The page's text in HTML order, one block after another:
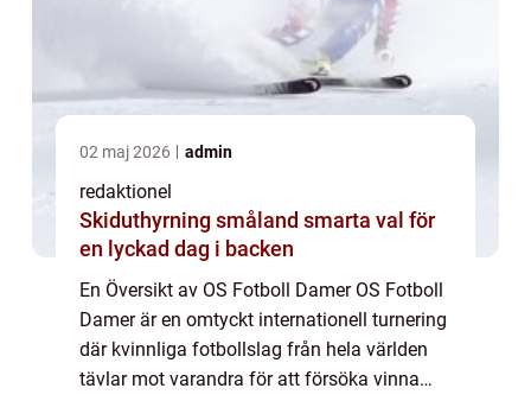
02 maj 2026 admin
redaktionel
Skiduthyrning småland smarta val för
en lyckad dag i backen
En Översikt av OS Fotboll Damer OS Fotboll
Damer är en omtyckt internationell turnering
där kvinnliga fotbollslag från hela världen
tävlar mot varandra för att försöka vinna